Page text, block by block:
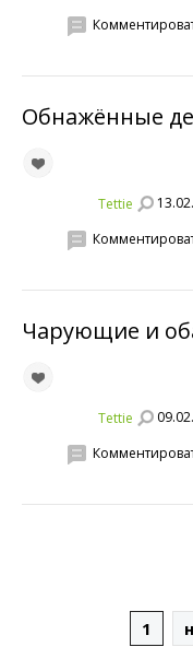
Обнажённые
Tettie
Чарующие и
Tettie
1